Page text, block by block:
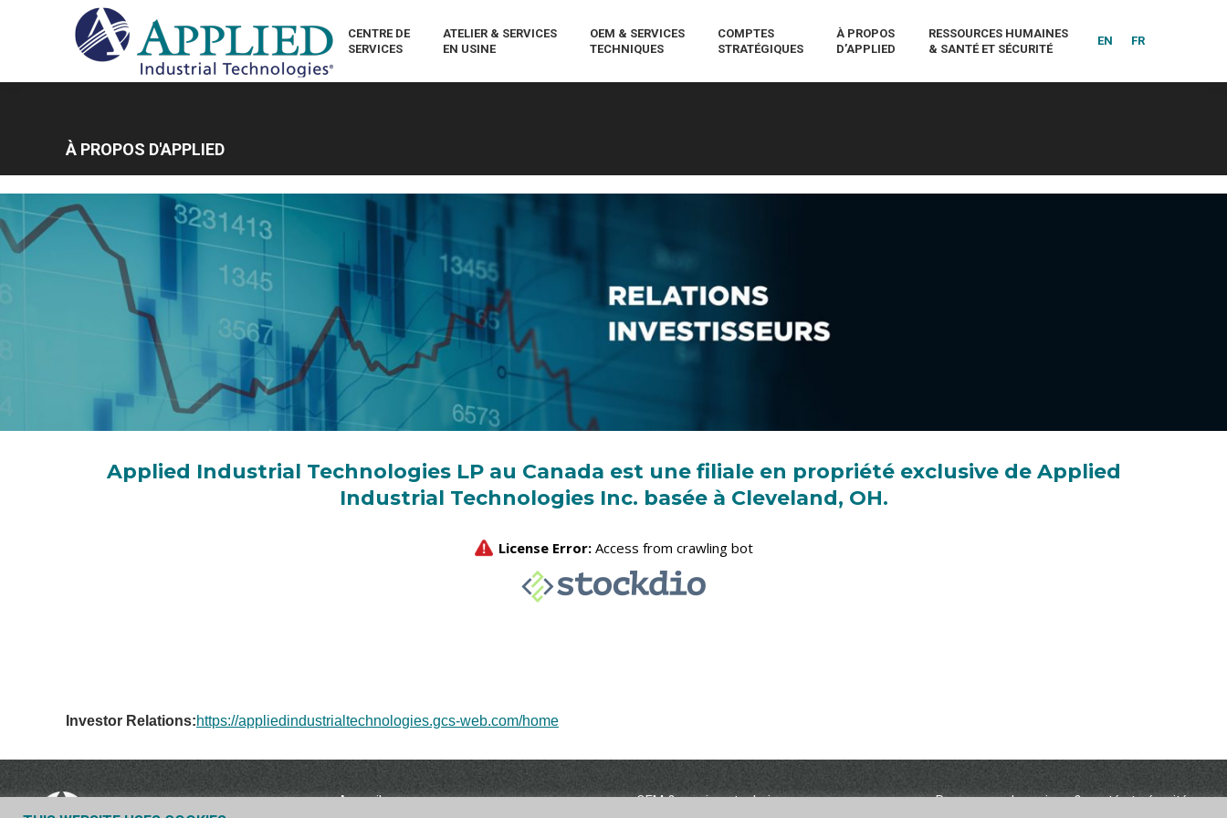
CENTRE DE
SERVICES
ATELIER & SERVICES
EN USINE
OEM & SERVICES
TECHNIQUES
COMPTES
STRATÉGIQUES
À PROPOS
D’APPLIED
RESSOURCES HUMAINES
& SANTÉ ET SÉCURITÉ
EN FR
À PROPOS D'APPLIED
Applied Industrial Technologies LP au Canada est une filiale en propriété exclusive de Applied
Industrial Technologies Inc. basée à Cleveland, OH.
Investor Relations:https://appliedindustrialtechnologies.gcs-web.com/home
Accueil OEM & services techniques Ressources humaines & santé et sécurité